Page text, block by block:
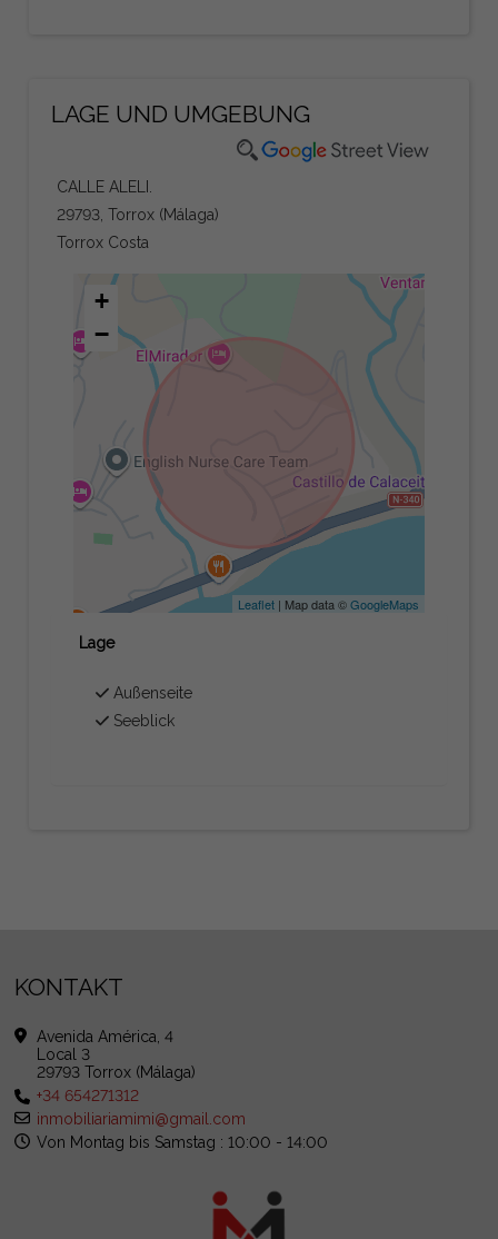
LAGE UND UMGEBUNG
CALLE ALELI.
29793, Torrox (Málaga)
Torrox Costa
+
−
Leaflet| Map data ©GoogleMaps
Lage
Außenseite
Seeblick
KONTAKT
Avenida América, 4
Local 3
29793 Torrox (Málaga)
+34 654271312
inmobiliariamimi@gmail.com
Von Montag bis Samstag : 10:00 - 14:00